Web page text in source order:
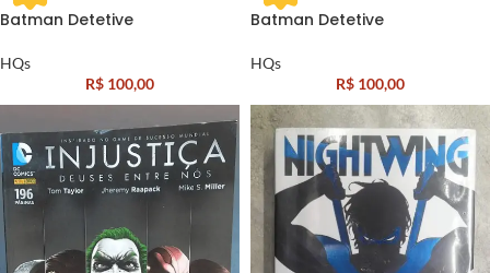
Batman Detetive
HQs
R$ 100,00
Batman Detetive
HQs
R$ 100,00